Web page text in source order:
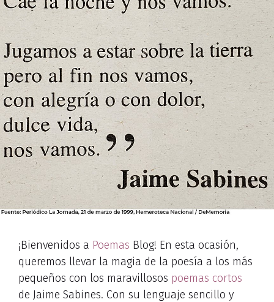
¡Bienvenidos a Poemas Blog! En esta ocasión,
queremos llevar la magia de la poesía a los más
pequeños con los maravillosos poemas cortos
de Jaime Sabines. Con su lenguaje sencillo y